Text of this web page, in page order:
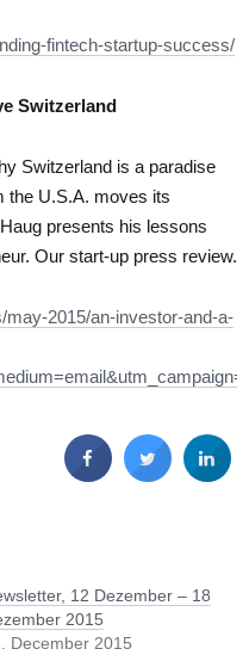
fintech-startup-success/
Switzerland
Switzerland is a paradise
the U.S.A. moves its
presents his lessons
Our start-up press review.
2015/an-investor-and-a-
12 Dezember – 18
2015
December 2015